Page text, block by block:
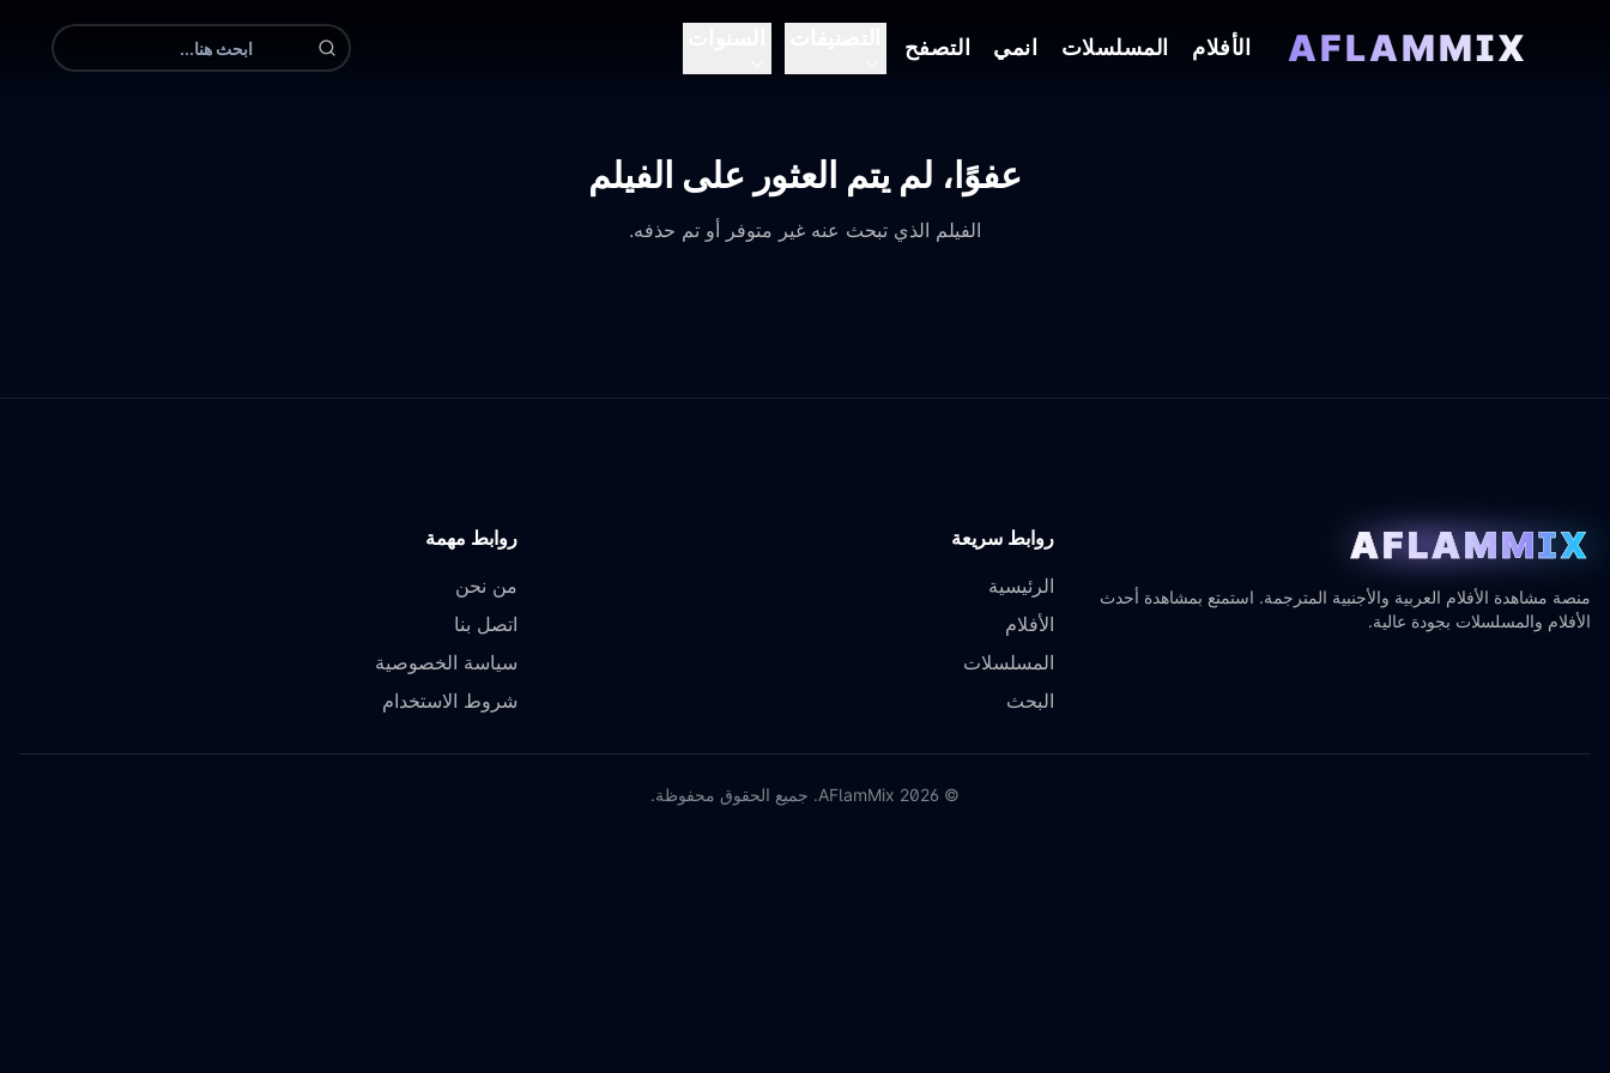
AFLAMMIX الأفلام المسلسلات انمي التصفح
عفوًا، لم يتم العثور على الفيلم
الفيلم الذي تبحث عنه غير متوفر أو تم حذفه.
AFLAMMIX
منصة مشاهدة الأفلام العربية والأجنبية المترجمة. استمتع بمشاهدة أحدث
الأفلام والمسلسلات بجودة عالية.
روابط سريعة
الرئيسية
الأفلام
المسلسلات
البحث
روابط مهمة
من نحن
اتصل بنا
سياسة الخصوصية
شروط الاستخدام
©
2026